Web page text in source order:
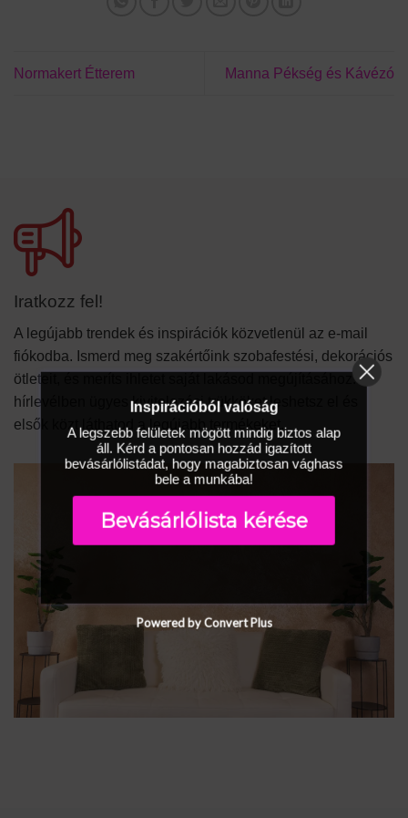
Normakert Étterem Manna Pékség és Kávézó
Iratkozz fel!
A legújabb trendek és inspirációk közvetlenül az e-mail
fiókodba. Ismerd meg szakértőink szobafestési, dekorációs
ötleteit, és meríts ihletet saját lakásod megújításához. A
hírlevélben ügyes kivitelezési trükköket leshetsz el és
elsők közt láthatod a legújabb termékeket.
Inspirációból valóság
A legszebb felületek mögött mindig biztos alap
áll. Kérd a pontosan hozzád igazított
bevásárlólistádat, hogy magabiztosan vághass
bele a munkába!
Bevásárlólista kérése
Powered by Convert Plus